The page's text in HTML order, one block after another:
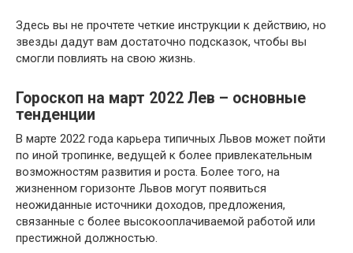
Здесь вы не прочтете четкие инструкции к действию, но
звезды дадут вам достаточно подсказок, чтобы вы
смогли повлиять на свою жизнь.
Гороскоп на март 2022 Лев – основные
тенденции
В марте 2022 года карьера типичных Львов может пойти
по иной тропинке, ведущей к более привлекательным
возможностям развития и роста. Более того, на
жизненном горизонте Львов могут появиться
неожиданные источники доходов, предложения,
связанные с более высокооплачиваемой работой или
престижной должностью.